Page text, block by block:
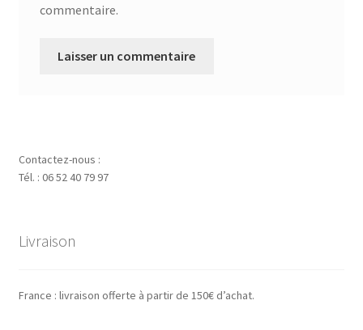
commentaire.
Contactez-nous :
Tél. : 06 52 40 79 97
Livraison
France : livraison offerte à partir de 150€ d’achat.